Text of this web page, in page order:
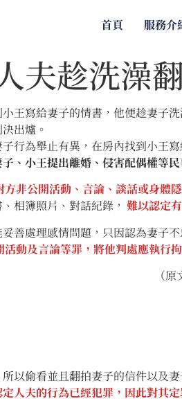
首頁 服務介
夫趁洗澡
王寫給妻子的情書，他便趁妻子
出爐。
行為舉止有異，在房內找到小王
、小王提出離婚、侵害配偶權等民
非公開活動、言論、談話或身體
相簿照片、對話紀錄， 難以認定
善處理感情問題，只因認為妻子
動及言論等罪，將他判處應執行
（
偷看並且翻拍妻子的信件以及妻
人夫的行為已經犯罪，因此對其定